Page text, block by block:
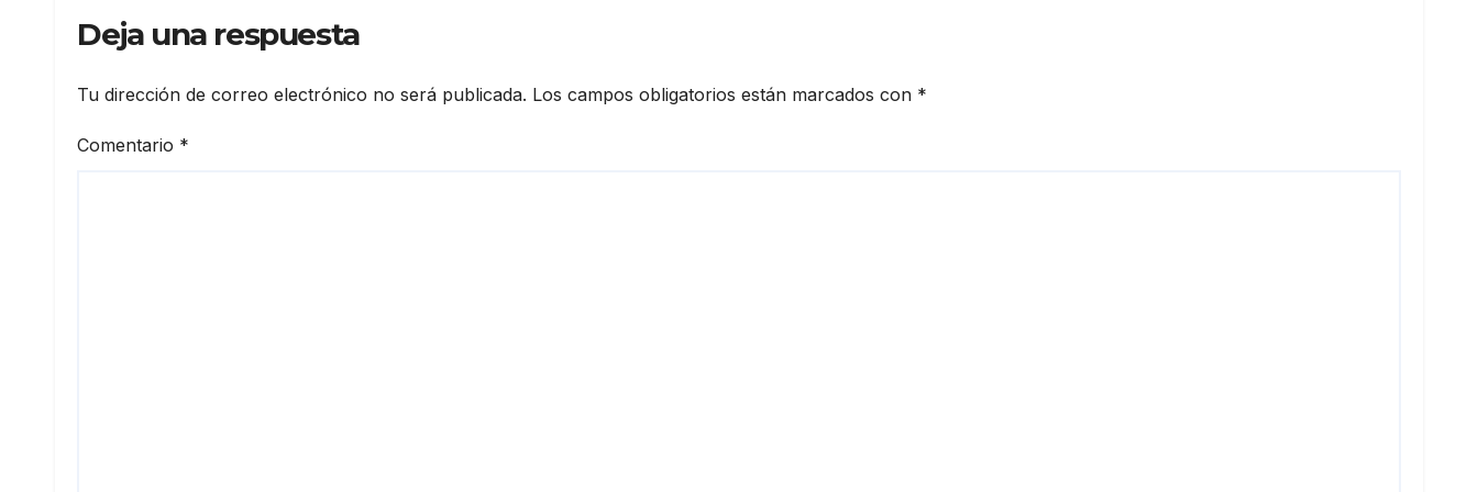
Deja una respuesta
Tu dirección de correo electrónico no será publicada. Los campos obligatorios están marcados con *
Comentario *